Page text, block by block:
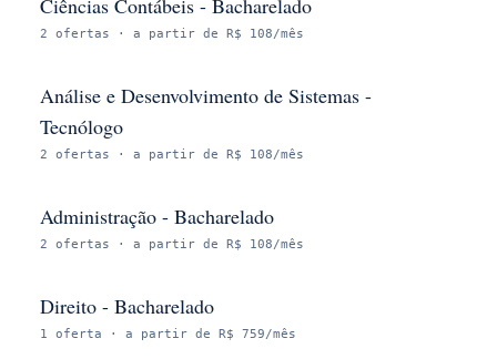
Ciências Contábeis - Bacharelado
2 ofertas · a partir de R$ 108/mês
Análise e Desenvolvimento de Sistemas -
Tecnólogo
2 ofertas · a partir de R$ 108/mês
Administração - Bacharelado
2 ofertas · a partir de R$ 108/mês
Direito - Bacharelado
1 oferta · a partir de R$ 759/mês